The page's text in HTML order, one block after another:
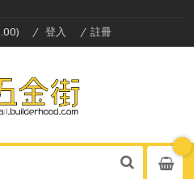
登入 註冊